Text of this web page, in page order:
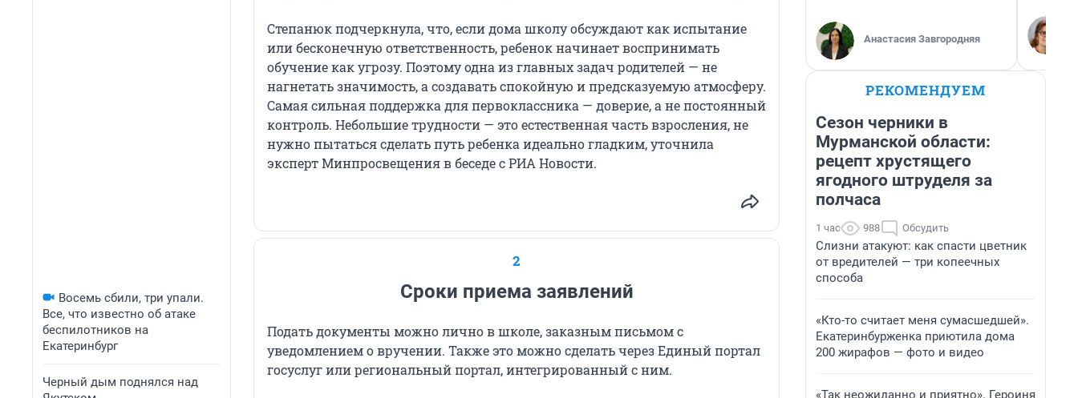
Восемь сбили, три упали.
Все, что известно об атаке
беспилотников на
Екатеринбург
Черный дым поднялся над
Степанюк подчеркнула, что, если дома школу обсуждают как испытание
или бесконечную ответственность, ребенок начинает воспринимать
обучение как угрозу. Поэтому одна из главных задач родителей — не
нагнетать значимость, а создавать спокойную и предсказуемую атмосферу.
Самая сильная поддержка для первоклассника — доверие, а не постоянный
контроль. Небольшие трудности — это естественная часть взросления, не
нужно пытаться сделать путь ребенка идеально гладким, уточнила
эксперт Минпросвещения в беседе с РИА Новости.
2
Сроки приема заявлений
Подать документы можно лично в школе, заказным письмом с
уведомлением о вручении. Также это можно сделать через Единый портал
госуслуг или региональный портал, интегрированный с ним.
Анастасия Завгородняя
РЕКОМЕНДУЕМ
Сезон черники в
Мурманской области:
рецепт хрустящего
ягодного штруделя за
полчаса
1 час 988 Обсудить
Слизни атакуют: как спасти цветник
от вредителей — три копеечных
способа
«Кто-то считает меня сумасшедшей».
Екатеринбурженка приютила дома
200 жирафов — фото и видео
«Так неожиданно и приятно». Героиня